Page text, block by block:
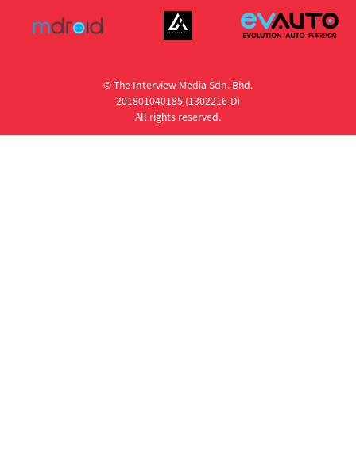
© The Interview Media Sdn. Bhd.
201801040185 (1302216­-D)
All rights reserved.